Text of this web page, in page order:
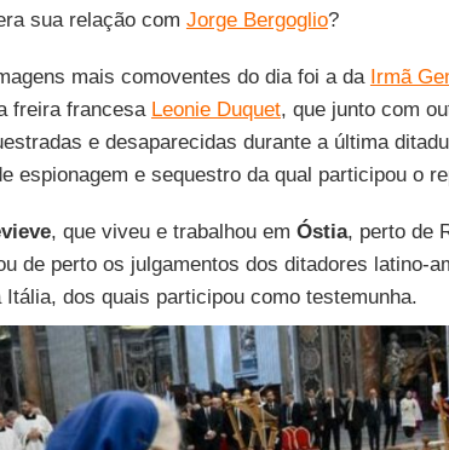
sua relação com Jorge Bergoglio?
mais comoventes do dia foi a da Irmã
freira francesa Leonie Duquet, que junto com
e desaparecidas durante a última
espionagem e sequestro da qual participou o
, que viveu e trabalhou em Óstia, perto de
de perto os julgamentos dos ditadores latino-
dos quais participou como testemunha.